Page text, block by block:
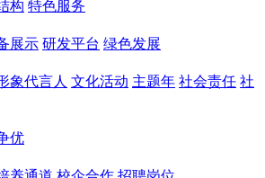
构 特色服务
展示 研发平台 绿色发展
象代言人 文化活动 主题年 社会责任 社
优